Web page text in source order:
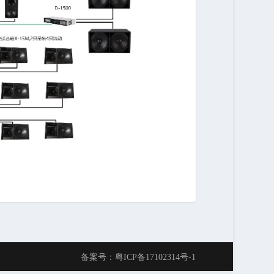
备案号：粤ICP备17102314号-1